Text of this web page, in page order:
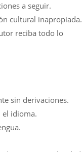
a seguir.
cultural inapropiada.
reciba todo lo
sin derivaciones.
el idioma.